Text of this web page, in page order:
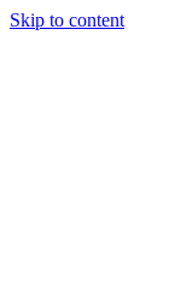
Skip to content